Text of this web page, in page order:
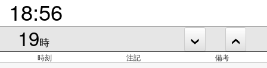
18:56
19時
時刻 注記 備考